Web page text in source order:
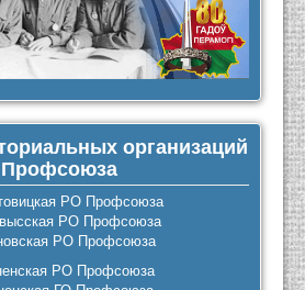
организаций
Профсоюза
РО Профсоюза
РО Профсоюза
РО Профсоюза
РО Профсоюза